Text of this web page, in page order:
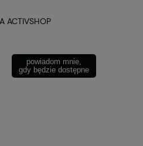
ACTIVSHOP
powiadom mnie,
gdy będzie dostępne